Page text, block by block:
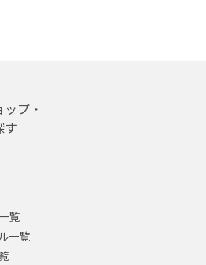
プ・
す
覧
一覧